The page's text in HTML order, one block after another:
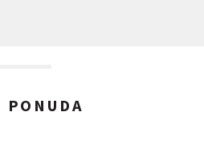
PONUDA